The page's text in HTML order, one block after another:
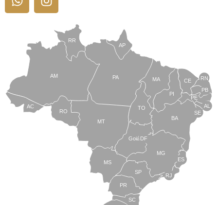
TO
BA
SE
PE
AL
RN
CE
PI
MA
AP
PA
RR
AM
AC
RO
MT
MS
Goiás
PR
SC
SP
MG
RJ
ES
DF
PB